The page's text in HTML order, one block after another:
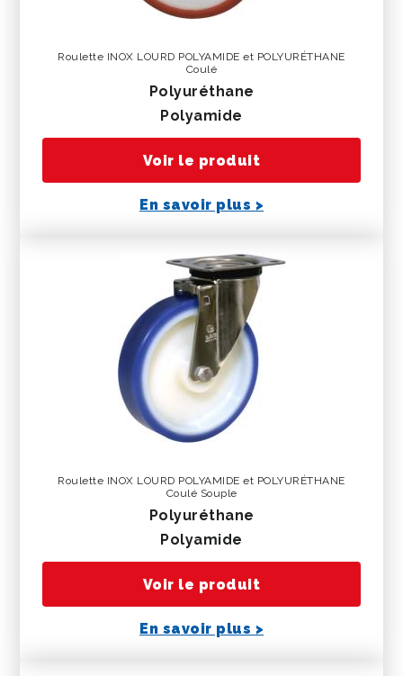
Roulette INOX LOURD POLYAMIDE et POLYURÉTHANE
Coulé
polyuréthane
polyamide
Voir le produit
En savoir plus >
Roulette INOX LOURD POLYAMIDE et POLYURÉTHANE
Coulé Souple
polyuréthane
polyamide
Voir le produit
En savoir plus >